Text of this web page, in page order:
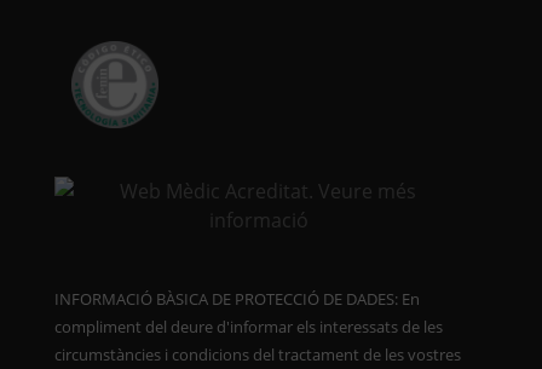
INFORMACIÓ BÀSICA DE PROTECCIÓ DE DADES: En
compliment del deure d'informar els interessats de les
circumstàncies i condicions del tractament de les vostres